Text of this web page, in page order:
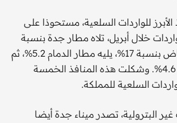
للواردات السلعية، مستحوذا على
خلال أبريل، تلاه مطار جدة بنسبة
20.9%، ثم مطار الرياض بنسبة 17%، يليه مطار الدمام 5.2%، ثم
منفذ البطحاء بنسبة 4.6%. وشكلت هذه المنافذ الخمسة
البترولية، تصدر ميناء جدة أيضا